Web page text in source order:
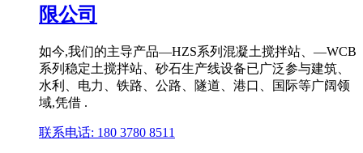
限公司
如今,我们的主导产品—HZS系列混凝土搅拌站、—WCB
系列稳定土搅拌站、砂石生产线设备已广泛参与建筑、
水利、电力、铁路、公路、隧道、港口、国际等广阔领
域,凭借 .
联系电话: 180 3780 8511